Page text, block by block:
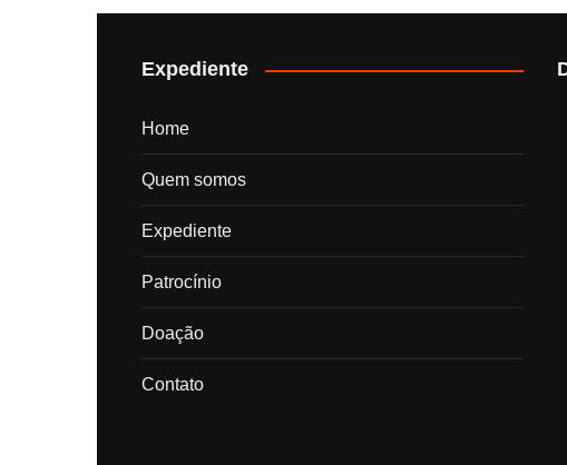
posts
Expediente
Home
Quem somos
Expediente
Patrocínio
Doação
Contato